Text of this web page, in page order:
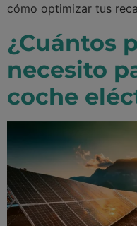
cómo optimizar tus
¿Cuántos
necesito
coche